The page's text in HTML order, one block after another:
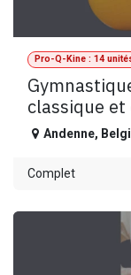
Pro-Q-Kine : 14
classique
Andenne,
Complet